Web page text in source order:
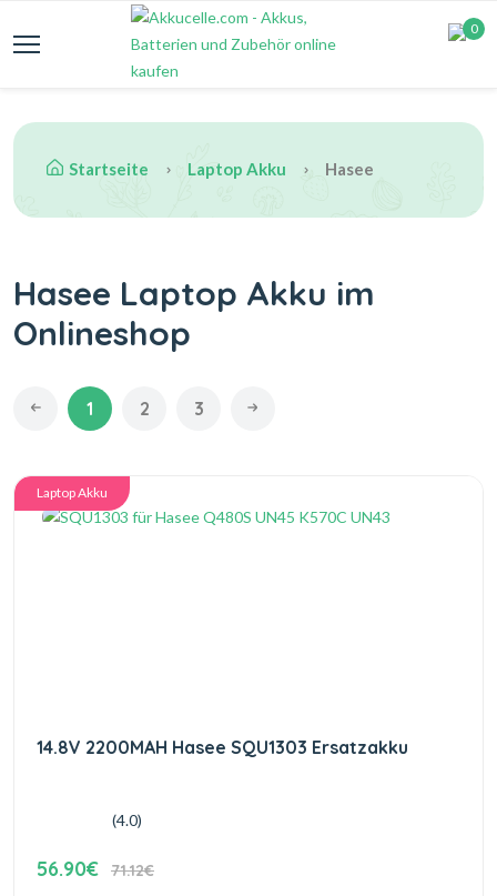
0
Startseite Laptop Akku Hasee
Hasee Laptop Akku im
Onlineshop
1 2 3
Laptop Akku
14.8V 2200MAH Hasee SQU1303 Ersatzakku
(4.0)
56.90€ 71.12€